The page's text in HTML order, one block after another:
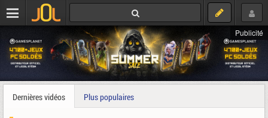
Publicité
Dernières vidéos Plus populaires